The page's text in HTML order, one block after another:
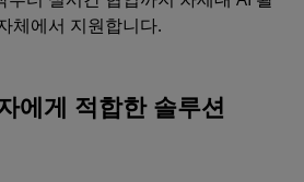
체에서 지원합니다.
에게 적합한 솔루션